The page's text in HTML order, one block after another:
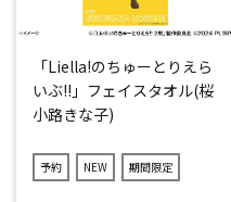
「Liella!のちゅーとりえら
いぶ!!」フェイスタオル(桜
小路きな子)
予約 NEW 期間限定